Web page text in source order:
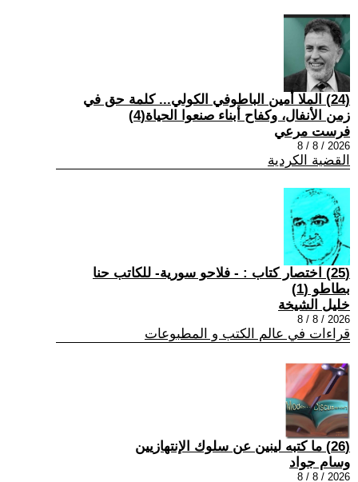
(24) الملا أمين الباطوفي الكولي... كلمة حق في
زمن الأنفال، وكفاح أبناء صنعوا الحياة(4)
فرست مرعي
2026 / 8 / 8
القضية الكردية
(25) اختصار كتاب : - فلاحو سورية- للكاتب حنا
بطاطو (1)
خليل الشيخة
2026 / 8 / 8
قراءات في عالم الكتب و المطبوعات
(26) ما كتبه لينين عن سلوك الإنتهازيين
وسام جواد
2026 / 8 / 8